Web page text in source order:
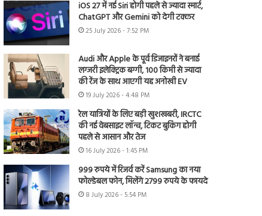
iOS 27 में नई Siri होगी पहले से ज्यादा स्मार्ट,
ChatGPT और Gemini को देगी टक्कर
25 July 2026 - 7:52 PM
Audi और Apple के पूर्व डिजाइनरों ने बनाई
लग्जरी इलेक्ट्रिक बग्गी, 100 किमी से ज्यादा
की रेंज के साथ आएगी यह अनोखी EV
19 July 2026 - 4:48 PM
रेल यात्रियों के लिए बड़ी खुशखबरी, IRCTC
की नई वेबसाइट लॉन्च, टिकट बुकिंग होगी
पहले से आसान और तेज
16 July 2026 - 1:45 PM
999 रुपये में रिजर्व करें Samsung का नया
फोल्डेबल फोन, मिलेंगे 2799 रुपये के फायदे
8 July 2026 - 5:54 PM